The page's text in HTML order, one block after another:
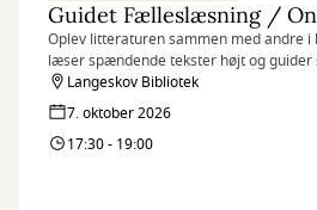
Oplev litteraturen sammen med andre i
læser spændende tekster højt og guider
ikke have læst noget på forhånd, bare
fra en læsekreds uden at skulle læse
Langeskov Bibliotek
7. oktober 2026
17:30 - 19:00